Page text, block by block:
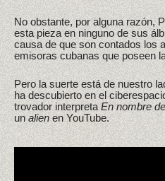
No obstante, por alguna razón,
esta pieza en ninguno de sus
causa de que son contados los
emisoras cubanas que poseen
Pero la suerte está de nuestro
ha descubierto en el
trovador interpretaEn nombre
unalienen YouTube.